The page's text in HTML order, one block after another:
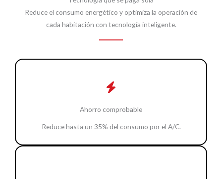
Reduce el consumo energético y optimiza la operación de
cada habitación con tecnología inteligente.
Ahorro comprobable
Reduce hasta un 35% del consumo por el A/C.